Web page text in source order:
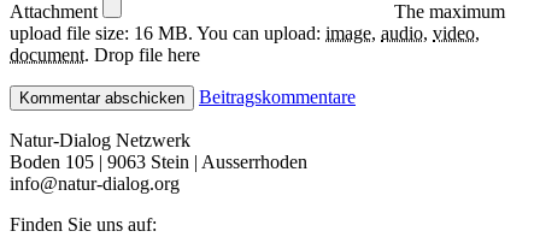
Attachment
The maximum
upload file size: 16 MB. You can upload: image, audio, video,
document. Drop file here
Beitragskommentare
Natur-Dialog Netzwerk
Boden 105 | 9063 Stein | Ausserrhoden
info@natur-dialog.org
Finden Sie uns auf: